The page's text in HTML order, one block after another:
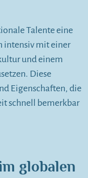
Talente eine
intensiv mit einer
und einem
Diese
Eigenschaften, die
schnell bemerkbar
globalen